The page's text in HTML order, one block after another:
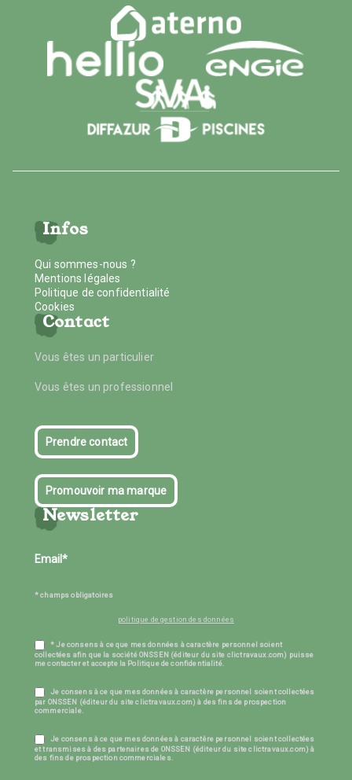
Infos
Qui sommes-nous ?
Mentions légales
Politique de confidentialité
Cookies
Contact
Vous êtes un particulier
Vous êtes un professionnel
Prendre contact
Promouvoir ma marque
Newsletter
* champs obligatoires
politique de gestion des données
* Je consens à ce que mes données à caractère personnel soient
collectées afin que la société ONSSEN (éditeur du site clictravaux.com) puisse
me contacter et accepte la Politique de confidentialité.
Je consens à ce que mes données à caractère personnel soient collectées
par ONSSEN (éditeur du site clictravaux.com) à des fins de prospection
commerciale.
Je consens à ce que mes données à caractère personnel soient collectées
et transmises à des partenaires de ONSSEN (éditeur du site clictravaux.com) à
des fins de prospection commerciales.